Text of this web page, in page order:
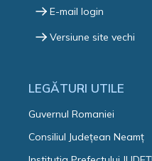
E-mail login
Versiune site vechi
LEGĂTURI UTILE
Guvernul Romaniei
Consiliul Județean Neamț